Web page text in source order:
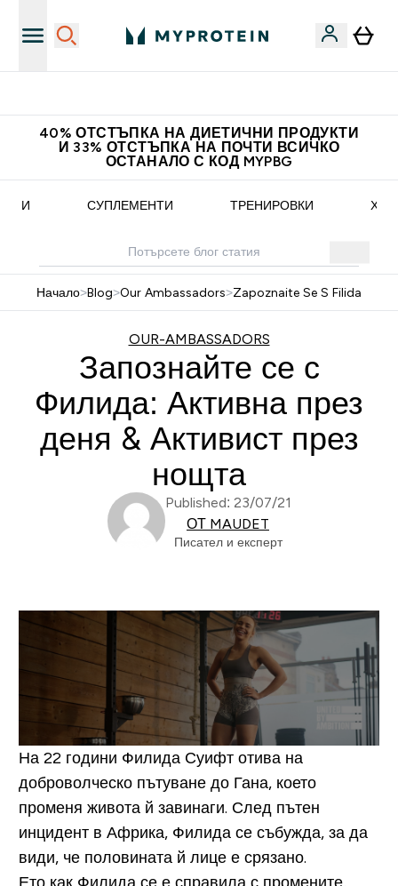
40% ОТСТЪПКА НА ДИЕТИЧНИ ПРОДУКТИ
И 33% ОТСТЪПКА НА ПОЧТИ ВСИЧКО
ОСТАНАЛО С КОД MYPBG
СУПЛЕМЕНТИ ТРЕНИРОВКИ
Начало>Blog>Our Ambassadors>Zapoznaite Se S Filida
OUR-AMBASSADORS
Запознайте се с
Филида: Активна през
деня & Активист през
нощта
Published: 23/07/21
ОТ MAUDET
Писател и експерт
На 22 години Филида Суифт отива на
доброволческо пътуване до Гана, което
променя живота й завинаги. След пътен
инцидент в Африка, Филида се събужда, за да
види, че половината й лице е срязано.
Ето как Филида се е справила с промените,